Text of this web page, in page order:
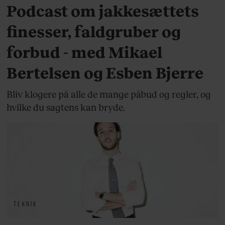
Podcast om jakkesættets
finesser, faldgruber og
forbud - med Mikael
Bertelsen og Esben Bjerre
Bliv klogere på alle de mange påbud og regler, og
hvilke du sagtens kan bryde.
TEKNIK